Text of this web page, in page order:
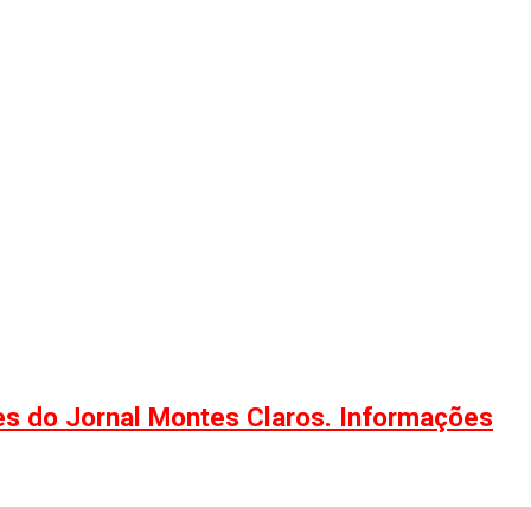
do Jornal Montes Claros. Informações